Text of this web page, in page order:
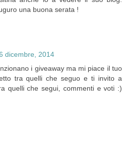
una buona serata !
dicembre, 2014
i giveaway ma mi piace il tuo
tra quelli che seguo e ti invito a
quelli che segui, commenti e voti :)